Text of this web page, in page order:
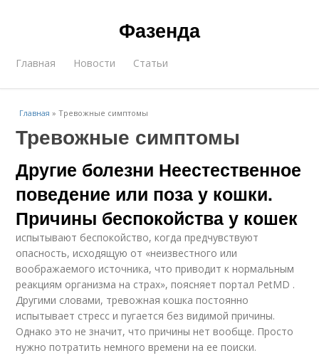
Фазенда
Главная Новости Статьи
Главная »Тревожные симптомы
Тревожные симптомы
Другие болезни Неестественное
поведение или поза у кошки.
Причины беспокойства у кошек
испытывают беспокойство, когда предчувствуют
опасность, исходящую от «неизвестного или
воображаемого источника, что приводит к нормальным
реакциям организма на страх», поясняет портал PetMD .
Другими словами, тревожная кошка постоянно
испытывает стресс и пугается без видимой причины.
Однако это не значит, что причины нет вообще. Просто
нужно потратить немного времени на ее поиски.